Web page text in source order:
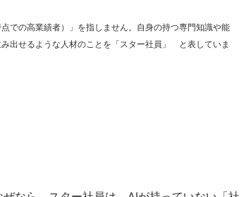
での高業績者）」を指しません。自身の持つ専門知識や能
出せるような人材のことを「スター社員」 と表していま